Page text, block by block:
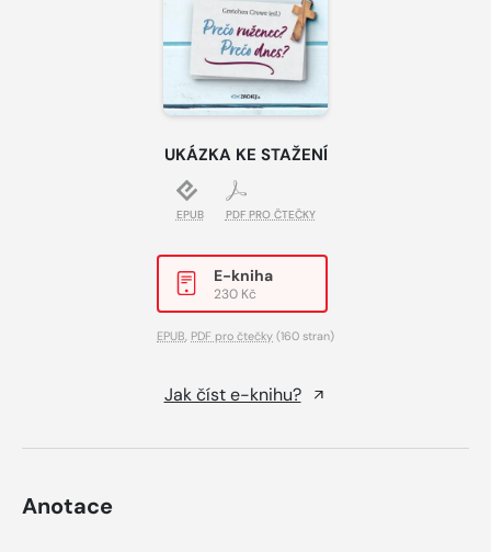
UKÁZKA KE STAŽENÍ
EPUB PDF PRO ČTEČKY
E-kniha
230 Kč
EPUB PDF pro čtečky (160 stran)
Jak číst e-knihu?
Anotace